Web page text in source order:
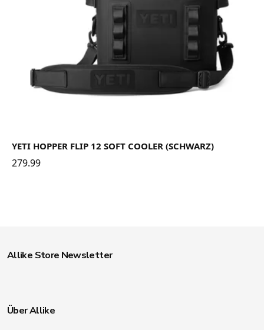
YETI HOPPER FLIP 12 SOFT COOLER (SCHWARZ)
279.99
Allike Store Newsletter
Über Allike